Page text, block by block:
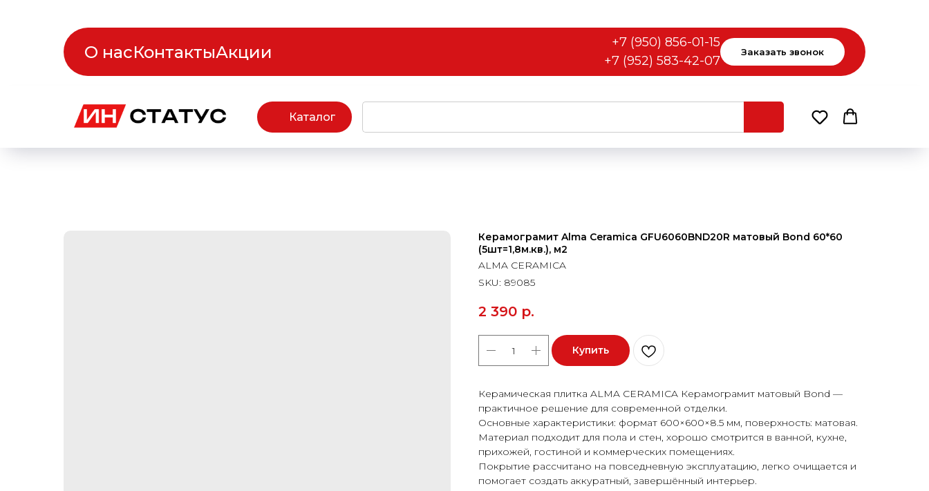
О насКонтактыАкции
+7 (950) 856-01-15
+7 (952) 583-42-07
Заказать звонок
Каталог
Керамограмит Alma Ceramica GFU6060BND20R матовый Bond 60*60
(5шт=1,8м.кв.), м2
ALMA CERAMICA
SKU: 89085
2 390 р.
Купить
Керамическая плитка ALMA CERAMICA Керамограмит матовый Bond —
практичное решение для современной отделки.
Основные характеристики: формат 600×600×8.5 мм, поверхность: матовая.
Материал подходит для пола и стен, хорошо смотрится в ванной, кухне,
прихожей, гостиной и коммерческих помещениях.
Покрытие рассчитано на повседневную эксплуатацию, легко очищается и
помогает создать аккуратный, завершённый интерьер.